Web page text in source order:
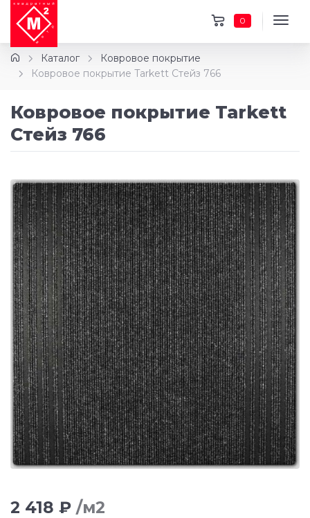
0
Каталог
Ковровое покрытие
Ковровое покрытие Tarkett Стейз 766
Ковровое покрытие Tarkett
Стейз 766
2 418 ₽ /м2